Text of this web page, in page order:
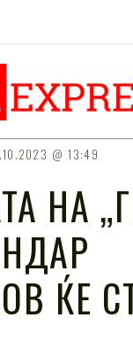
13:49
НА
ЌЕ